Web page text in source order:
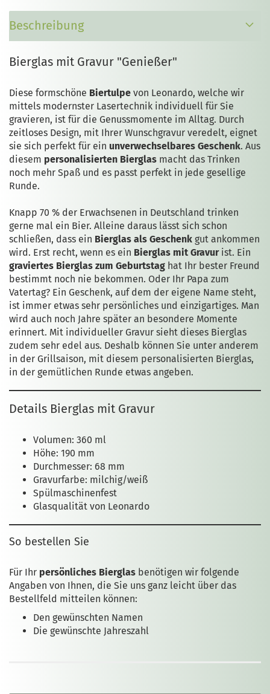
Beschreibung
Bierglas mit Gravur "Genießer"
Diese formschöne Biertulpe von Leonardo, welche wir
mittels modernster Lasertechnik individuell für Sie
gravieren, ist für die Genussmomente im Alltag. Durch
zeitloses Design, mit Ihrer Wunschgravur veredelt, eignet
sie sich perfekt für ein unverwechselbares Geschenk. Aus
diesem personalisierten Bierglas macht das Trinken
noch mehr Spaß und es passt perfekt in jede gesellige
Runde.
Knapp 70 % der Erwachsenen in Deutschland trinken
gerne mal ein Bier. Alleine daraus lässt sich schon
schließen, dass ein Bierglas als Geschenk gut ankommen
wird. Erst recht, wenn es ein Bierglas mit Gravurist. Ein
graviertes Bierglas zum Geburtstag hat Ihr bester Freund
bestimmt noch nie bekommen. Oder Ihr Papa zum
Vatertag? Ein Geschenk, auf dem der eigene Name steht,
ist immer etwas sehr persönliches und einzigartiges. Man
wird auch noch Jahre später an besondere Momente
erinnert. Mit individueller Gravur sieht dieses Bierglas
zudem sehr edel aus. Deshalb können Sie unter anderem
in der Grillsaison, mit diesem personalisierten Bierglas,
in der gemütlichen Runde etwas angeben.
Details Bierglas mit Gravur
Volumen: 360 ml
Höhe: 190 mm
Durchmesser: 68 mm
Gravurfarbe: milchig/weiß
Spülmaschinenfest
Glasqualität von Leonardo
So bestellen Sie
Für Ihr persönliches Bierglas benötigen wir folgende
Angaben von Ihnen, die Sie uns ganz leicht über das
Bestellfeld mitteilen können:
Den gewünschten Namen
Die gewünschte Jahreszahl